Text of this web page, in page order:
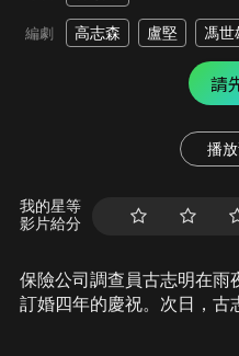
編劇 高志森 盧堅 馮世
請
播
我的星等
影片給分
保險公司調查員古志明在雨
訂婚四年的慶祝。次日，古